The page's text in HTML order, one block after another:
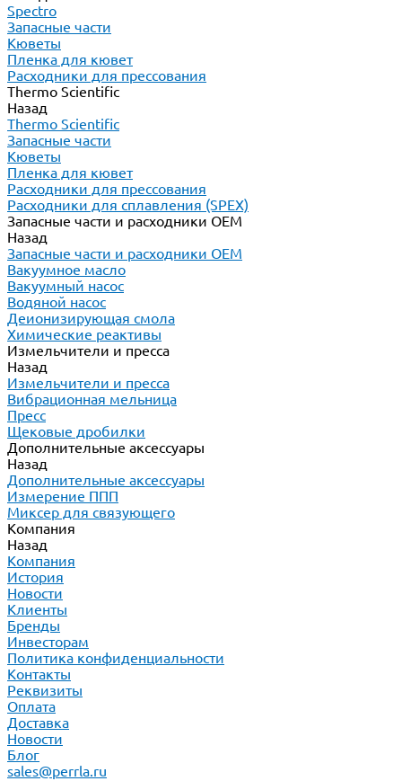
Spectro
Запасные части
Кюветы
Пленка для кювет
Расходники для прессования
Thermo Scientific
Назад
Thermo Scientific
Запасные части
Кюветы
Пленка для кювет
Расходники для прессования
Расходники для сплавления (SPEX)
Запасные части и расходники ОЕМ
Назад
Запасные части и расходники ОЕМ
Вакуумное масло
Вакуумный насос
Водяной насос
Деионизирующая смола
Химические реактивы
Измельчители и пресса
Назад
Измельчители и пресса
Вибрационная мельница
Пресс
Щековые дробилки
Дополнительные аксессуары
Назад
Дополнительные аксессуары
Измерение ППП
Миксер для связующего
Компания
Назад
Компания
История
Новости
Клиенты
Бренды
Инвесторам
Политика конфиденциальности
Контакты
Реквизиты
Оплата
Доставка
Новости
Блог
sales@perrla.ru